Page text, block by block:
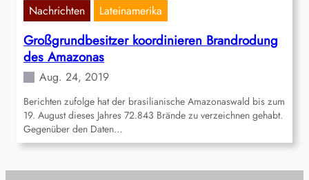
Nachrichten Lateinamerika
Großgrundbesitzer koordinieren Brandrodung
des Amazonas
Aug. 24, 2019
Berichten zufolge hat der brasilianische Amazonaswald bis zum
19. August dieses Jahres 72.843 Brände zu verzeichnen gehabt.
Gegenüber den Daten…